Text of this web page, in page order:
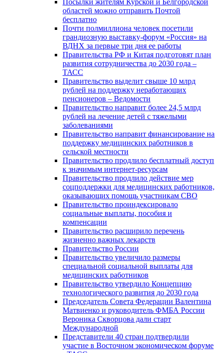
Посылки жителям Курской и Белгородской
областей можно отправить Почтой
бесплатно
Почти полмиллиона человек посетили
грандиозную выставку-форум «Россия» на
ВДНХ за первые три дня ее работы
Правительства РФ и Китая подготовят план
развития сотрудничества до 2030 года –
ТАСС
Правительство выделит свыше 10 млрд
рублей на поддержку неработающих
пенсионеров – Ведомости
Правительство направит более 24,5 млрд
рублей на лечение детей с тяжелыми
заболеваниями
Правительство направит финансирование на
поддержку медицинских работников в
сельской местности
Правительство продлило бесплатный доступ
к значимым интернет-ресурсам
Правительство продлило действие мер
соцподдержки для медицинских работников,
оказывающих помощь участникам СВО
Правительство проиндексировало
социальные выплаты, пособия и
компенсации
Правительство расширило перечень
жизненно важных лекарств
Правительство России
Правительство увеличило размеры
специальной социальной выплаты для
медицинских работников
Правительство утвердило Концепцию
технологического развития до 2030 года
Председатель Совета Федерации Валентина
Матвиенко и руководитель ФМБА России
Вероника Скворцова дали старт
Международной
Представители 40 стран подтвердили
участие в Восточном экономическом форуме